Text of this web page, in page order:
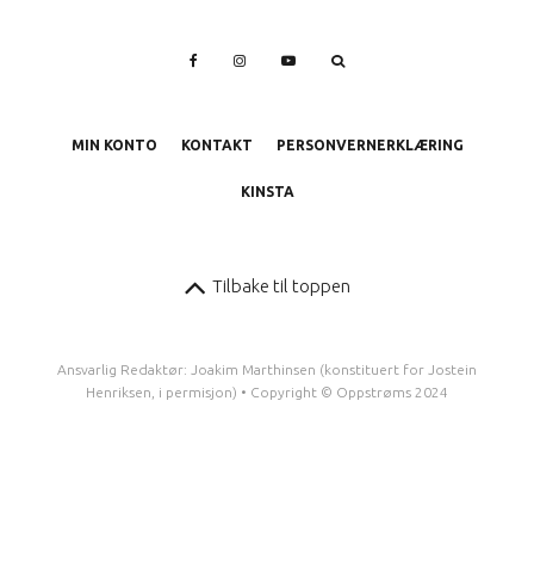
MIN KONTO KONTAKT PERSONVERNERKLÆRING
KINSTA
Tilbake til toppen
Ansvarlig Redaktør: Joakim Marthinsen (konstituert for Jostein
Henriksen, i permisjon) • Copyright © Oppstrøms 2024